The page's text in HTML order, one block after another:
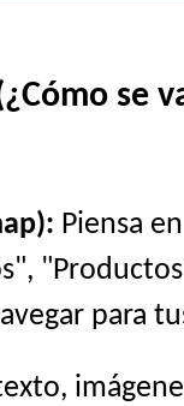
se
Piensa
para